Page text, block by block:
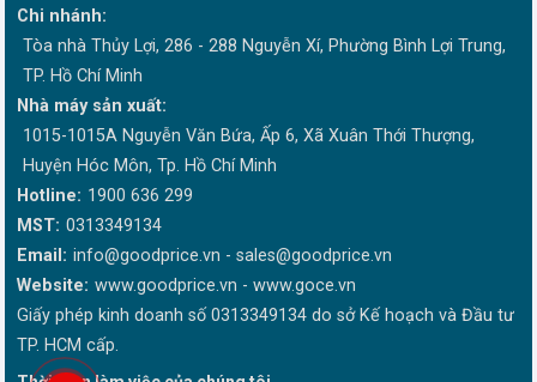
Chi nhánh:
Tòa nhà Thủy Lợi, 286 - 288 Nguyễn Xí, Phường Bình Lợi Trung,
TP. Hồ Chí Minh
Nhà máy sản xuất:
1015-1015A Nguyễn Văn Bứa, Ấp 6, Xã Xuân Thới Thượng,
Huyện Hóc Môn, Tp. Hồ Chí Minh
Hotline: 1900 636 299
MST: 0313349134
Email: info@goodprice.vn - sales@goodprice.vn
Website: www.goodprice.vn - www.goce.vn
Giấy phép kinh doanh số 0313349134 do sở Kế hoạch và Đầu tư
TP. HCM cấp.